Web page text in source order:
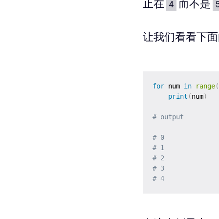
止在 4 而不是
让我们看看下面
for num in range(
print (num)
# output
# 0
# 1
# 2
# 3
# 4